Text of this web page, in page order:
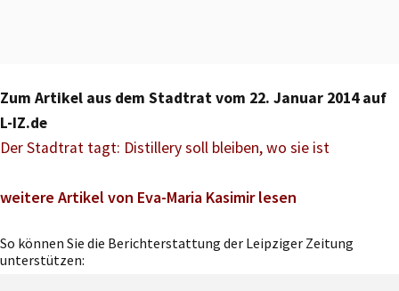
Zum Artikel aus dem Stadtrat vom 22. Januar 2014 auf
L-IZ.de
Der Stadtrat tagt: Distillery soll bleiben, wo sie ist
weitere Artikel von Eva-Maria Kasimir lesen
So können Sie die Berichterstattung der Leipziger Zeitung
unterstützen: